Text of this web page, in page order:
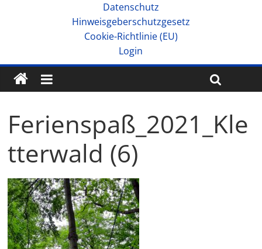
Datenschutz
Hinweisgeberschutzgesetz
Cookie-Richtlinie (EU)
Login
Ferienspaß_2021_Kle
tterwald (6)